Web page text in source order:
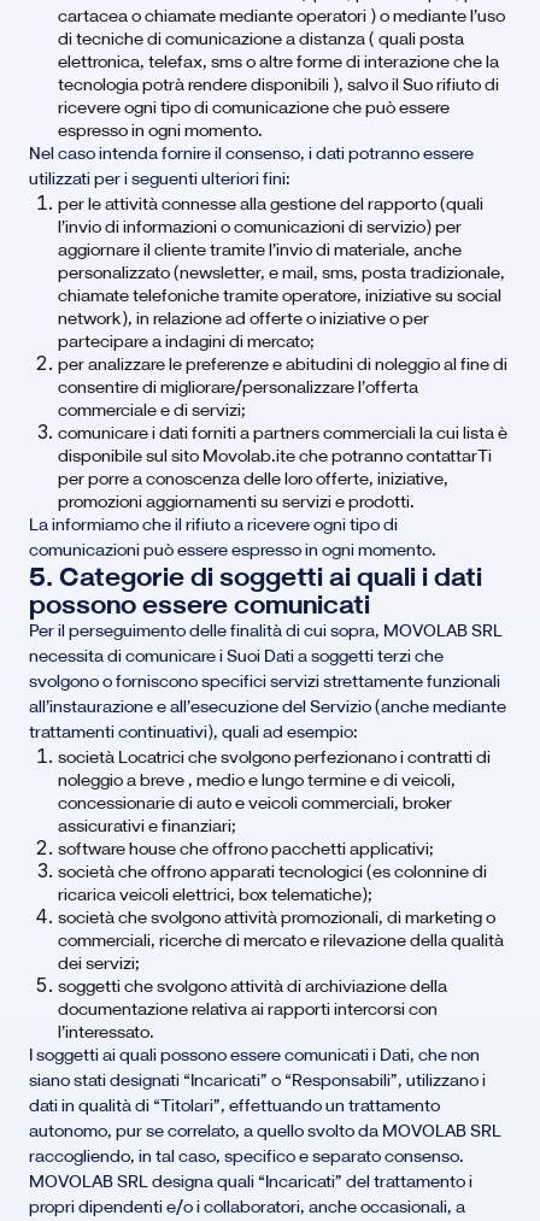
cartacea o chiamate mediante operatori ) o mediante l’uso
di tecniche di comunicazione a distanza ( quali posta
elettronica, telefax, sms o altre forme di interazione che la
tecnologia potrà rendere disponibili ), salvo il Suo rifiuto di
ricevere ogni tipo di comunicazione che può essere
espresso in ogni momento.
Nel caso intenda fornire il consenso, i dati potranno essere
utilizzati per i seguenti ulteriori fini:
per le attività connesse alla gestione del rapporto (quali
l’invio di informazioni o comunicazioni di servizio) per
aggiornare il cliente tramite l’invio di materiale, anche
personalizzato (newsletter, e mail, sms, posta tradizionale,
chiamate telefoniche tramite operatore, iniziative su social
network), in relazione ad offerte o iniziative o per
partecipare a indagini di mercato;
per analizzare le preferenze e abitudini di noleggio al fine di
consentire di migliorare/personalizzare l’offerta
commerciale e di servizi;
comunicare i dati forniti a partners commerciali la cui lista è
disponibile sul sito Movolab.ite che potranno contattarTi
per porre a conoscenza delle loro offerte, iniziative,
promozioni aggiornamenti su servizi e prodotti.
La informiamo che il rifiuto a ricevere ogni tipo di
comunicazioni può essere espresso in ogni momento.
5. Categorie di soggetti ai quali i dati
possono essere comunicati
Per il perseguimento delle finalità di cui sopra, MOVOLAB SRL
necessita di comunicare i Suoi Dati a soggetti terzi che
svolgono o forniscono specifici servizi strettamente funzionali
all’instaurazione e all’esecuzione del Servizio (anche mediante
trattamenti continuativi), quali ad esempio:
società Locatrici che svolgono perfezionano i contratti di
noleggio a breve , medio e lungo termine e di veicoli,
concessionarie di auto e veicoli commerciali, broker
assicurativi e finanziari;
software house che offrono pacchetti applicativi;
società che offrono apparati tecnologici (es colonnine di
ricarica veicoli elettrici, box telematiche);
società che svolgono attività promozionali, di marketing o
commerciali, ricerche di mercato e rilevazione della qualità
dei servizi;
soggetti che svolgono attività di archiviazione della
documentazione relativa ai rapporti intercorsi con
l’interessato.
I soggetti ai quali possono essere comunicati i Dati, che non
siano stati designati “Incaricati” o “Responsabili”, utilizzano i
dati in qualità di “Titolari”, effettuando un trattamento
autonomo, pur se correlato, a quello svolto da MOVOLAB SRL
raccogliendo, in tal caso, specifico e separato consenso.
MOVOLAB SRL designa quali “Incaricati” del trattamento i
propri dipendenti e/o i collaboratori, anche occasionali, a